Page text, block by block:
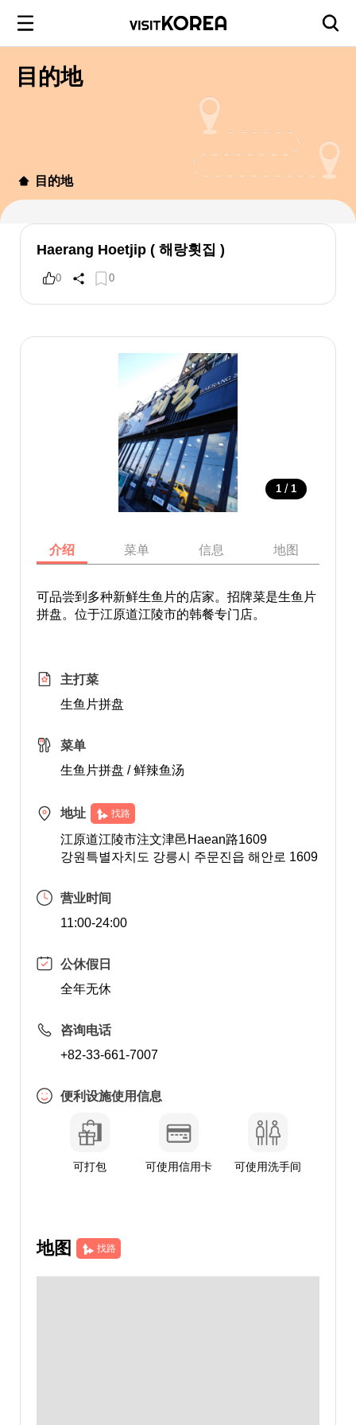
目的地
目的地
Haerang Hoetjip ( 해랑횟집 )
0 0
1 / 1
介绍 菜单 信息 地图
可品尝到多种新鲜生鱼片的店家。招牌菜是生鱼片
拼盘。位于江原道江陵市的韩餐专门店。
主打菜
生鱼片拼盘
菜单
生鱼片拼盘 / 鲜辣鱼汤
地址 找路
江原道江陵市注文津邑Haean路1609
강원특별자치도 강릉시 주문진읍 해안로 1609
营业时间
11:00-24:00
公休假日
全年无休
咨询电话
+82-33-661-7007
便利设施使用信息
可打包 可使用信用卡 可使用洗手间
地图 找路